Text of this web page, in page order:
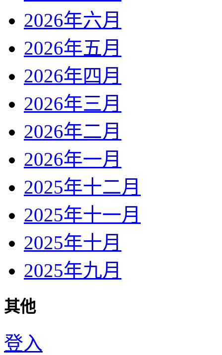
2026年六月
2026年五月
2026年四月
2026年三月
2026年二月
2026年一月
2025年十二月
2025年十一月
2025年十月
2025年九月
其他
登入